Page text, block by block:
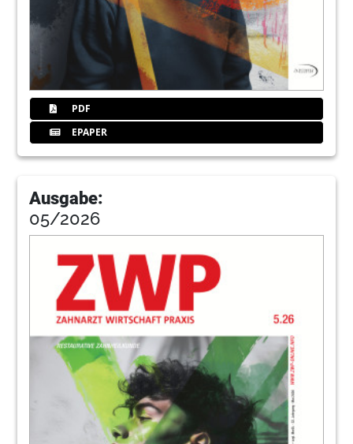
60 Pinnwand
62 Akafokus
64Fiz
72Gcforum
Trost
Pfokus
PDF
EPAPER
Ausgabe:
05/2026